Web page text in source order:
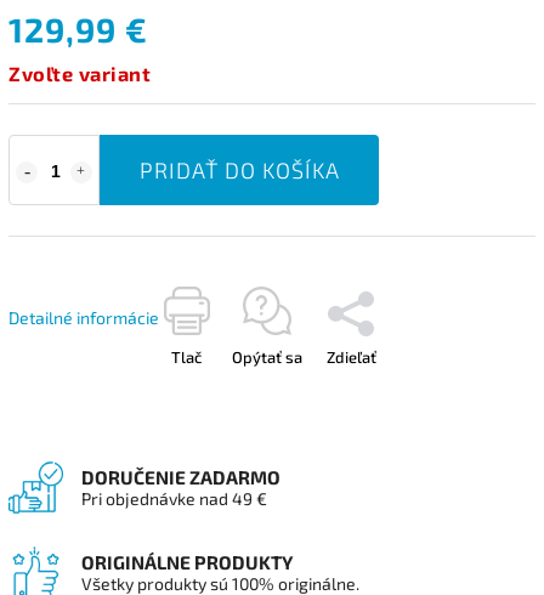
129,99 €
Zvoľte variant
PRIDAŤ DO KOŠÍKA
Detailné informácie
Tlač Opýtať sa Zdieľať
DORUČENIE ZADARMO
Pri objednávke nad 49 €
ORIGINÁLNE PRODUKTY
Všetky produkty sú 100% originálne.